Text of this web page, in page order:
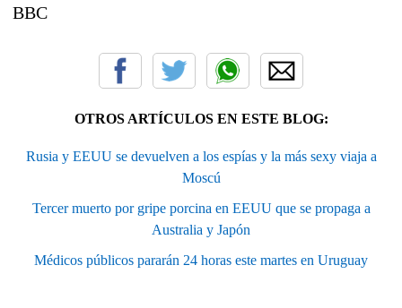
BBC
OTROS ARTÍCULOS EN ESTE BLOG:
Rusia y EEUU se devuelven a los espías y la más sexy viaja a
Moscú
Tercer muerto por gripe porcina en EEUU que se propaga a
Australia y Japón
Médicos públicos pararán 24 horas este martes en Uruguay